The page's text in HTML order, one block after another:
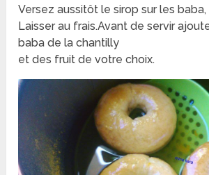
Versez aussitôt le sirop sur les
Laisser au frais.Avant de servir
baba de la chantilly
et des fruit de votre choix.